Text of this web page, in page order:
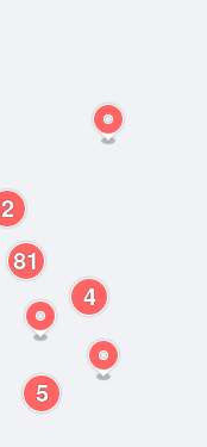
5
4
2
81